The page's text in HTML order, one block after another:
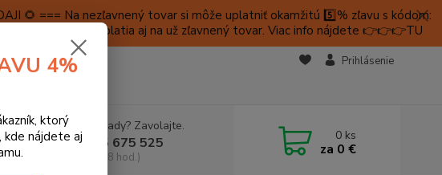
🌻 === Na nezľavnený tovar si môže uplatniť okamžitú 5️⃣% zľavu s kódom:
1️⃣5️⃣% , ktoré platia aj na už zľavnený tovar. Viac info nájdete 👉👉👉TU
KONTAKTY
Prihlásenie
Neviete si rady? Zavolajte.
+421 905 675 525
(Po-Pia, 9-18 hod.)
0 ks
za 0 €
4%
ktorý
nájdete aj